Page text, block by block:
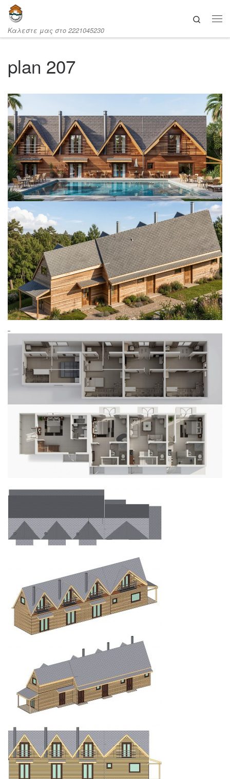
Μετάβαση στο περιεχόμενο
Καλεστε μας στο 2221045230
Search
plan 207